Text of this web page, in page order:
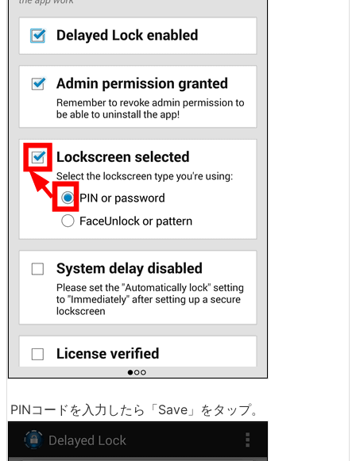
PINコードを入力したら「Save」をタップ。